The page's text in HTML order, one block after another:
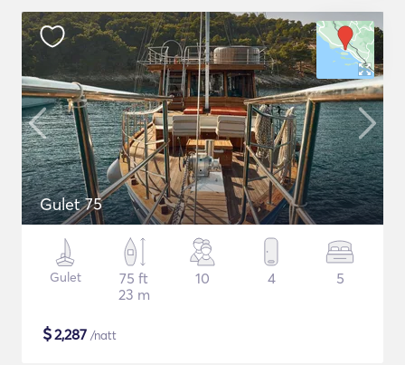
Gulet 75
Gulet
75 ft
23 m
10 4 5
$2,287 /natt